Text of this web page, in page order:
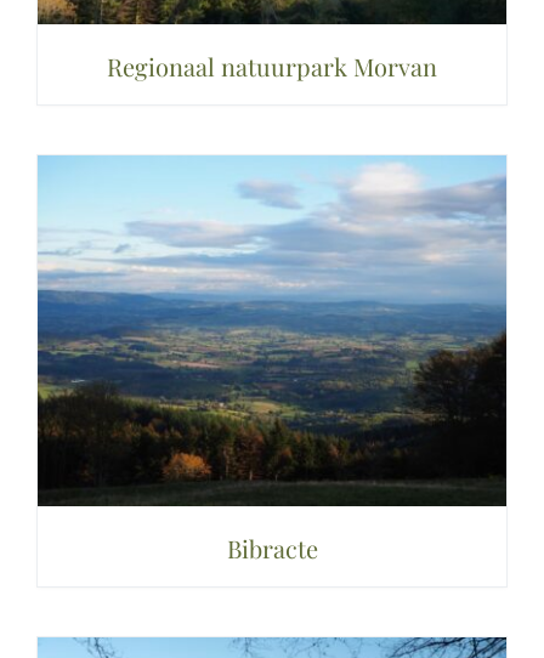
Regionaal natuurpark Morvan
Bibracte